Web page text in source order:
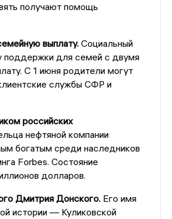
получают помощь
выплату. Социальный
поддержки для семей с двумя
С 1 июня родители могут
службы СФР и
российских
нефтяной компании
богатым среди наследников
Forbes. Состояние
долларов.
Дмитрия Донского.Его имя
истории — Куликовской